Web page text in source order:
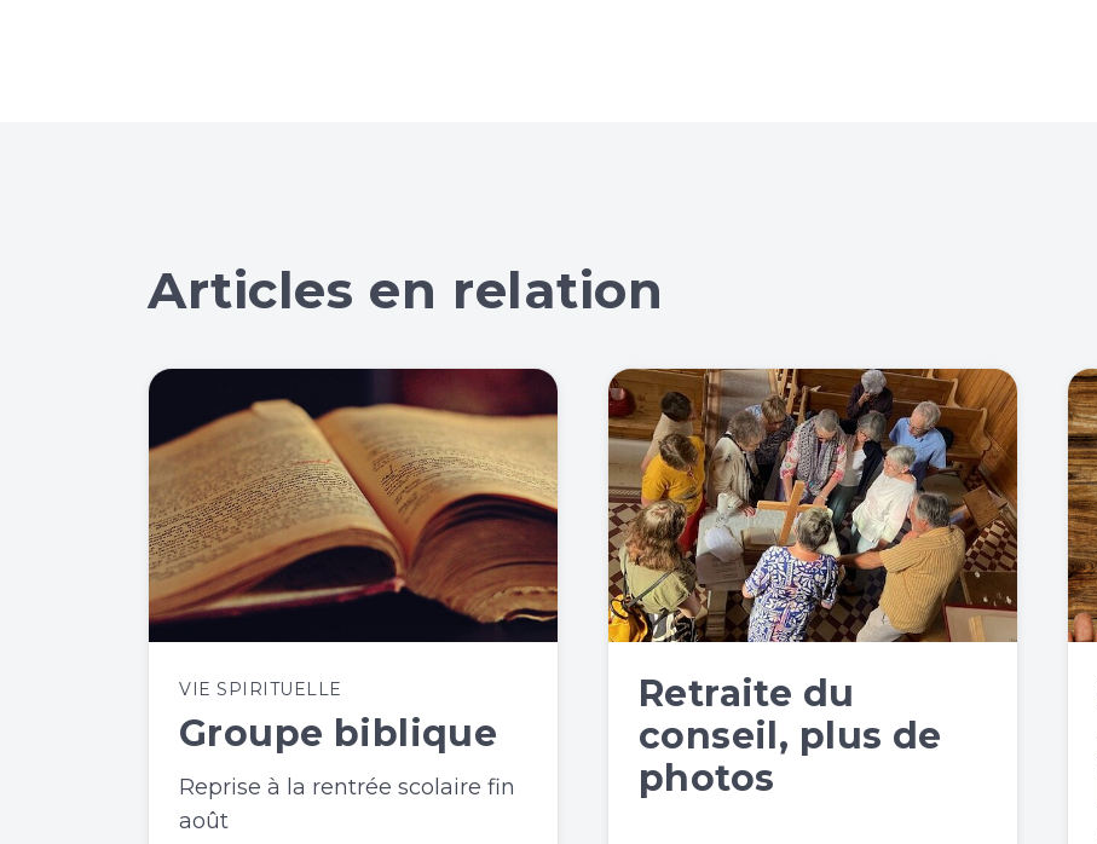
Articles en relation
VIE SPIRITUELLE
Groupe biblique
Reprise à la rentrée scolaire fin
août
Retraite du
conseil, plus de
photos